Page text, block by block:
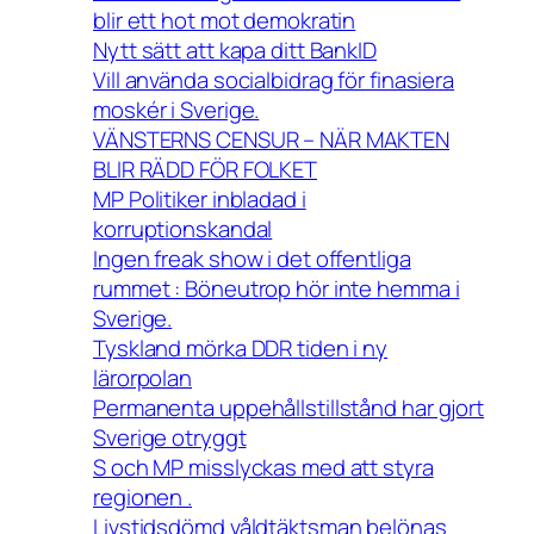
blir ett hot mot demokratin
Nytt sätt att kapa ditt BankID
Vill använda socialbidrag för finasiera
moskér i Sverige.
VÄNSTERNS CENSUR – NÄR MAKTEN
BLIR RÄDD FÖR FOLKET
MP Politiker inbladad i
korruptionskandal
Ingen freak show i det offentliga
rummet : Böneutrop hör inte hemma i
Sverige.
Tyskland mörka DDR tiden i ny
lärorpolan
Permanenta uppehållstillstånd har gjort
Sverige otryggt
S och MP misslyckas med att styra
regionen .
Livstidsdömd våldtäktsman belönas